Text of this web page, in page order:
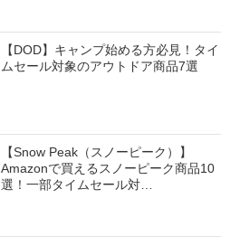
【DOD】キャンプ始める方必見！タイ
ムセール対象のアウトドア商品7選
【Snow Peak（スノーピーク）】
Amazonで買えるスノーピーク商品10
選！一部タイムセール対…